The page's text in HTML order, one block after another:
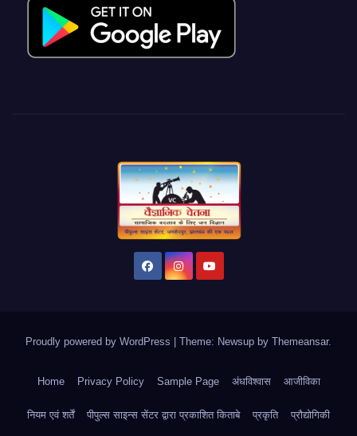
Proudly powered by WordPress Theme: Newsup by Themeansar.
Home Privacy Policy Sample Page अंधविश्वास आजीविका
नियम एवं शर्तें पीपुल्स साइन्स सेंटर द्वारा प्रकाशित किताबे प्रकृति प्रौद्योगिकी